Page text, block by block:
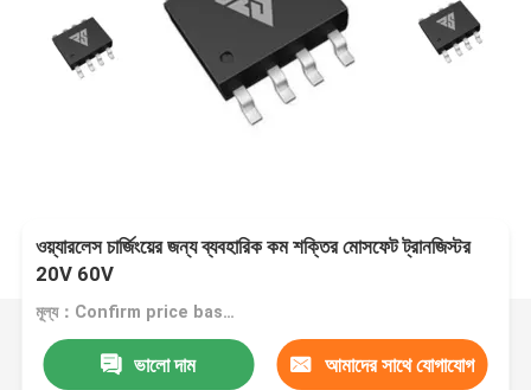
ওয়্যারলেস চার্জিংয়ের জন্য ব্যবহারিক কম শক্তির মোসফেট ট্রানজিস্টর
20V 60V
মূল্য：Confirm price based on product
ভালো দাম আমাদের সাথে যোগাযোগ